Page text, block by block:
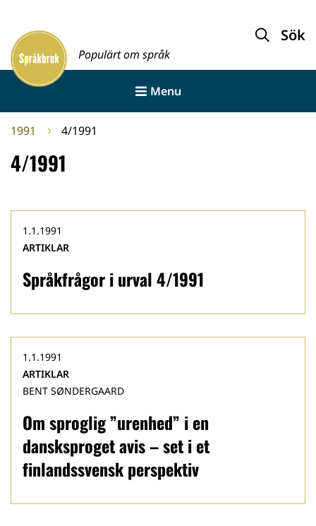
innehållet
Framsida
Populärt om språk
Sök
Menu
1991 4/1991
4/1991
Språkfrågor i urval 4/1991
1.1.1991
ARTIKLAR
Om sproglig ”urenhed” i en
dansksproget avis – set i et
finlandssvensk perspektiv
1.1.1991
ARTIKLAR
BENT SØNDERGAARD